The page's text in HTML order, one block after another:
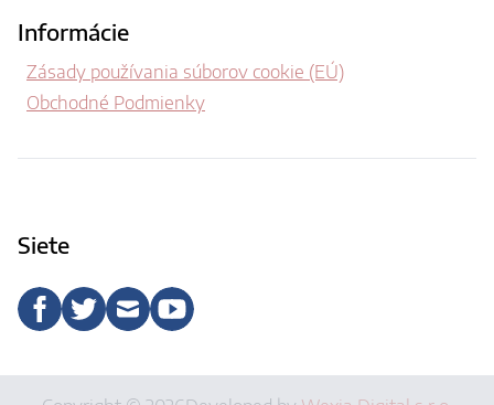
Informácie
Zásady používania súborov cookie (EÚ)
Obchodné Podmienky
Siete